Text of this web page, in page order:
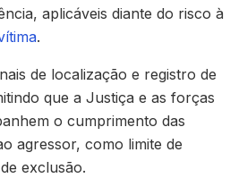
aplicáveis diante do risco à
.
de localização e registro de
que a Justiça e as forças
o cumprimento das
agressor, como limite de
exclusão.